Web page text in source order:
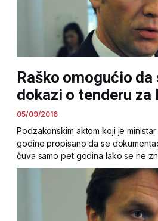
Raško omogućio da
dokazi o tenderu za
05/09/2016
Podzakonskim aktom koji je ministar
godine propisano da se
čuva samo pet godina Iako se ne